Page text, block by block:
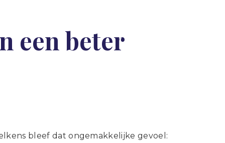
Ledenregister
Statuten en reglementen
een beter
bleef dat ongemakkelijke gevoel: